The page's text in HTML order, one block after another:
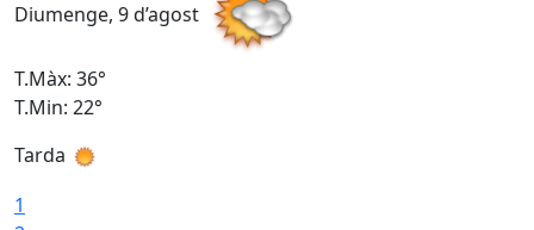
Diumenge, 9 d’agost
T.Màx: 36°
T.Min: 22°
Tarda
1